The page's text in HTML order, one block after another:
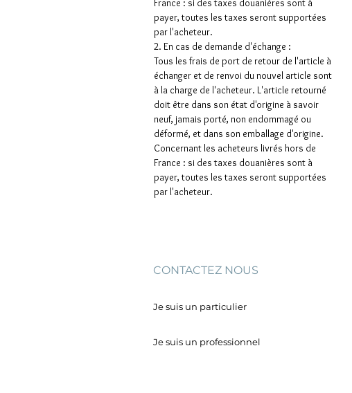
payer, toutes les taxes seront supportées
par l'acheteur.
2. En cas de demande d'échange :
Tous les frais de port de retour de l'article à
échanger et de renvoi du nouvel article sont
à la charge de l'acheteur. L'article retourné
doit être dans son état d'origine à savoir
neuf, jamais porté, non endommagé ou
déformé, et dans son emballage d'origine.
Concernant les acheteurs livrés hors de
France : si des taxes douanières sont à
payer, toutes les taxes seront supportées
par l'acheteur.
CONTACTEZ NOUS
Je suis un particulier
Je suis un professionnel